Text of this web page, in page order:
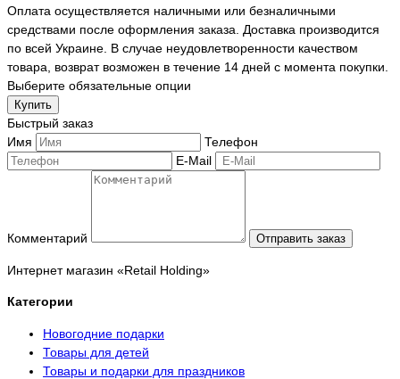
Оплата осуществляется наличными или безналичными
средствами после оформления заказа. Доставка производится
по всей Украине. В случае неудовлетворенности качеством
товара, возврат возможен в течение 14 дней с момента покупки.
Выберите обязательные опции
Купить
Быстрый заказ
Имя
Телефон
E-Mail
Комментарий Отправить заказ
Интернет магазин «Retail Holding»
Категории
Новогодние подарки
Товары для детей
Товары и подарки для праздников